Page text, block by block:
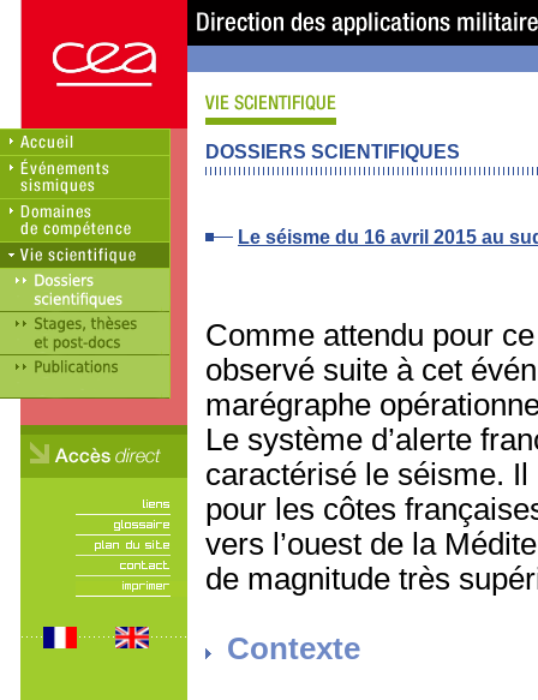
DOSSIERS SCIENTIFIQUES
Le séisme du 16 avril 2015 au
Comme attendu pour
observé suite à cet
marégraphe
Le système d’alerte
caractérisé le séisme. Il
pour les côtes
vers l’ouest de la
de magnitude très
Contexte